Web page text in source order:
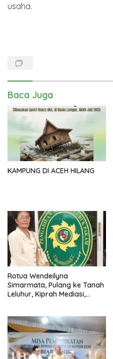
usaha.
Baca Juga
KAMPUNG DI ACEH HILANG
Rotua Wendeilyna
Simarmata, Pulang ke Tanah
Leluhur, Kiprah Mediasi,
Batak